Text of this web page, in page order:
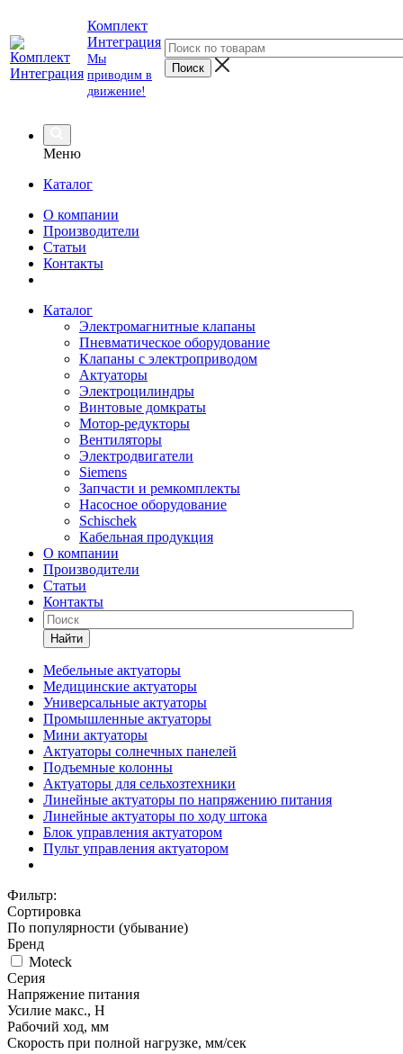
Комплект
Интеграция
Мы
приводим в
движение!
Меню
Каталог
О компании
Производители
Статьи
Контакты
Каталог
Электромагнитные клапаны
Пневматическое оборудование
Клапаны с электроприводом
Актуаторы
Электроцилиндры
Винтовые домкраты
Мотор-редукторы
Вентиляторы
Электродвигатели
Siemens
Запчасти и ремкомплекты
Насосное оборудование
Schischek
Кабельная продукция
О компании
Производители
Статьи
Контакты
Найти
Мебельные актуаторы
Медицинские актуаторы
Универсальные актуаторы
Промышленные актуаторы
Мини актуаторы
Актуаторы солнечных панелей
Подъемные колонны
Актуаторы для сельхозтехники
Линейные актуаторы по напряжению питания
Линейные актуаторы по ходу штока
Блок управления актуатором
Пульт управления актуатором
Фильтр:
Сортировка
По популярности (убывание)
Бренд
Moteck
Серия
Напряжение питания
Усилие макс., Н
Рабочий ход, мм
Скорость при полной нагрузке, мм/сек